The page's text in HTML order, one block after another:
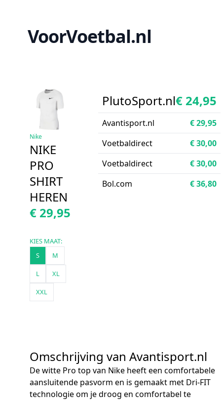
VoorVoetbal.nl
Nike
NIKE
PRO
SHIRT
HEREN
€ 29,95
KIES MAAT:
S
M
L XL
XXL
PlutoSport.nl€ 24,95
Avantisport.nl
€ 29,95
Voetbaldirect
€ 30,00
Voetbaldirect
€ 30,00
Bol.com
€ 36,80
Omschrijving van Avantisport.nl
De witte Pro top van Nike heeft een comfortabele
aansluitende pasvorm en is gemaakt met Dri-FIT
technologie om je droog en comfortabel te